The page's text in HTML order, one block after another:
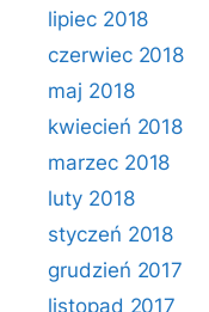
lipiec 2018
czerwiec 2018
maj 2018
kwiecień 2018
marzec 2018
luty 2018
styczeń 2018
grudzień 2017
listopad 2017